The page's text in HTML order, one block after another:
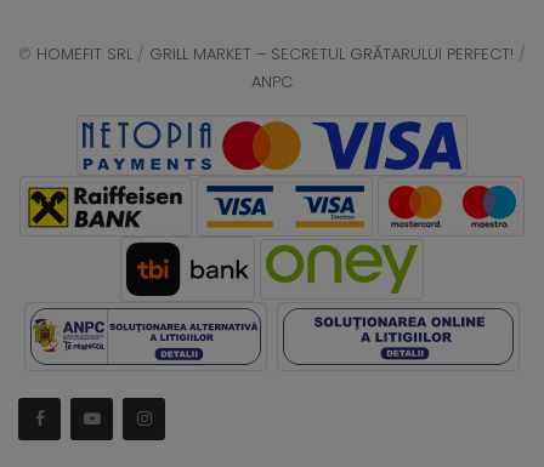
© HOMEFIT SRL / GRILL MARKET – SECRETUL GRĂTARULUI PERFECT! /
ANPC